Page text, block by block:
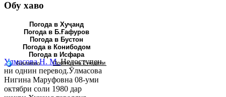
Ӯлмасова Н. М.Недоступен
ни однин перевод.Ӯлмасова
Нигина Маруфовна 08-уми
октябри соли 1980 дар
Обу хаво
Погода в Хуҷанд
Погода в Б.Ғафуров
Погода в Бустон
Погода в Конибодом
Погода в Исфара